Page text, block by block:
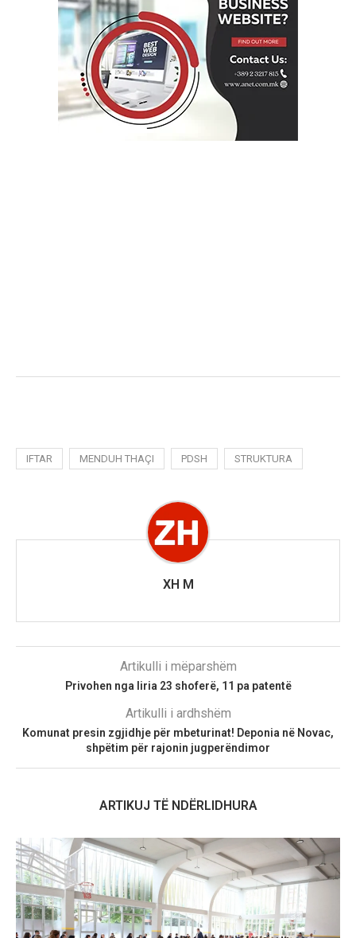
IFTAR MENDUH THAÇI PDSH STRUKTURA
XH M
Artikulli i mëparshëm
Privohen nga liria 23 shoferë, 11 pa patentë
Artikulli i ardhshëm
Komunat presin zgjidhje për mbeturinat! Deponia në Novac,
shpëtim për rajonin jugperëndimor
ARTIKUJ TË NDËRLIDHURA